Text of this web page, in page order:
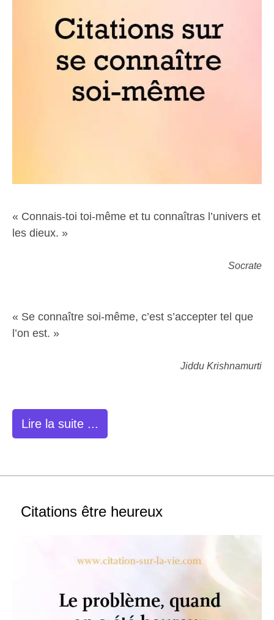
« Connais-toi toi-même et tu connaîtras l’univers et
les dieux. »
Socrate
« Se connaître soi-même, c’est s’accepter tel que
l’on est. »
Jiddu Krishnamurti
Lire la suite ...
Citations être heureux